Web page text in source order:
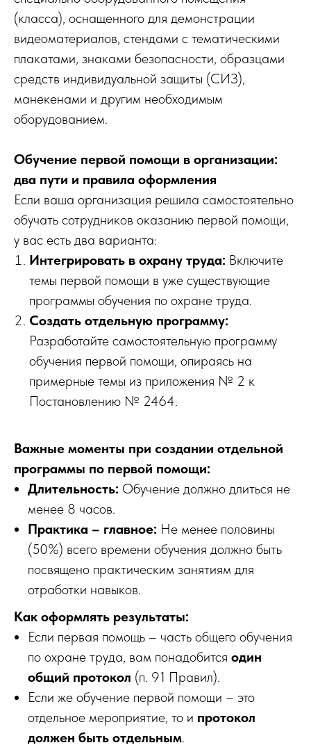
(класса), оснащенного для демонстрации
видеоматериалов, стендами с тематическими
плакатами, знаками безопасности, образцами
средств индивидуальной защиты (СИЗ),
манекенами и другим необходимым
оборудованием.
Обучение первой помощи в организации:
два пути и правила оформления
Если ваша организация решила самостоятельно
обучать сотрудников оказанию первой помощи,
у вас есть два варианта:
Интегрировать в охрану труда: Включите
темы первой помощи в уже существующие
программы обучения по охране труда.
Создать отдельную программу:
Разработайте самостоятельную программу
обучения первой помощи, опираясь на
примерные темы из приложения № 2 к
Постановлению № 2464.
Важные моменты при создании отдельной
программы по первой помощи:
Длительность: Обучение должно длиться не
менее 8 часов.
Практика – главное: Не менее половины
(50%) всего времени обучения должно быть
посвящено практическим занятиям для
отработки навыков.
Как оформлять результаты:
Если первая помощь – часть общего обучения
по охране труда, вам понадобится один
общий протокол (п. 91 Правил).
Если же обучение первой помощи – это
отдельное мероприятие, то и протокол
должен быть отдельным.